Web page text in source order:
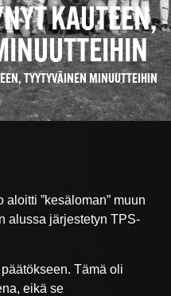
KAUTEEN,
TYYTYVÄINEN MINUUTTEIHIN
”kesäloman” muun
alussa järjestetyn TPS-
Tämä oli
eikä se